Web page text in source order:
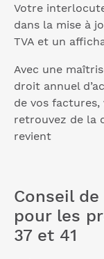
Votre
dans la mise à
TVA et un
Avec une
droit annuel
de vos
retrouvez de la
revient
Conseil
pour les
37 et 41